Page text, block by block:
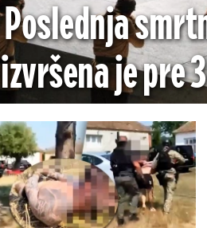
Poslednja
izvršena je pre
Drozdek